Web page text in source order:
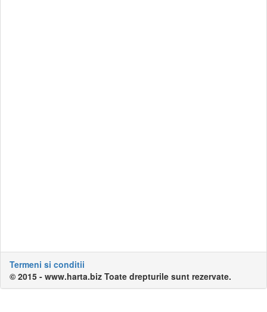
Termeni si conditii
© 2015 - www.harta.biz Toate drepturile sunt rezervate.